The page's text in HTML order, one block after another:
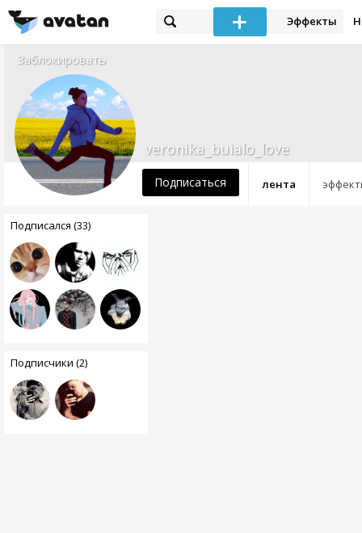
Эффекты
Заблокировать
лента
veronika_buialo_love
Подписаться
Подписался (33)
Подписчики (2)